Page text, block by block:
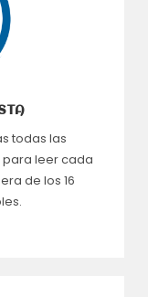
todas las
leer cada
de los 16